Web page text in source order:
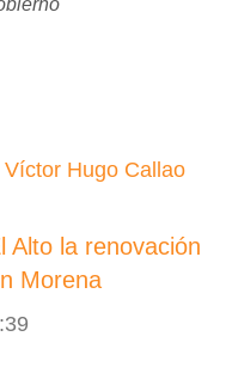
Víctor Hugo Callao
Alto la renovación
Morena